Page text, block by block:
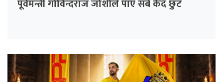
पूर्वमन्त्री गोविन्दराज जोशीले पाए सबै कैद छुट